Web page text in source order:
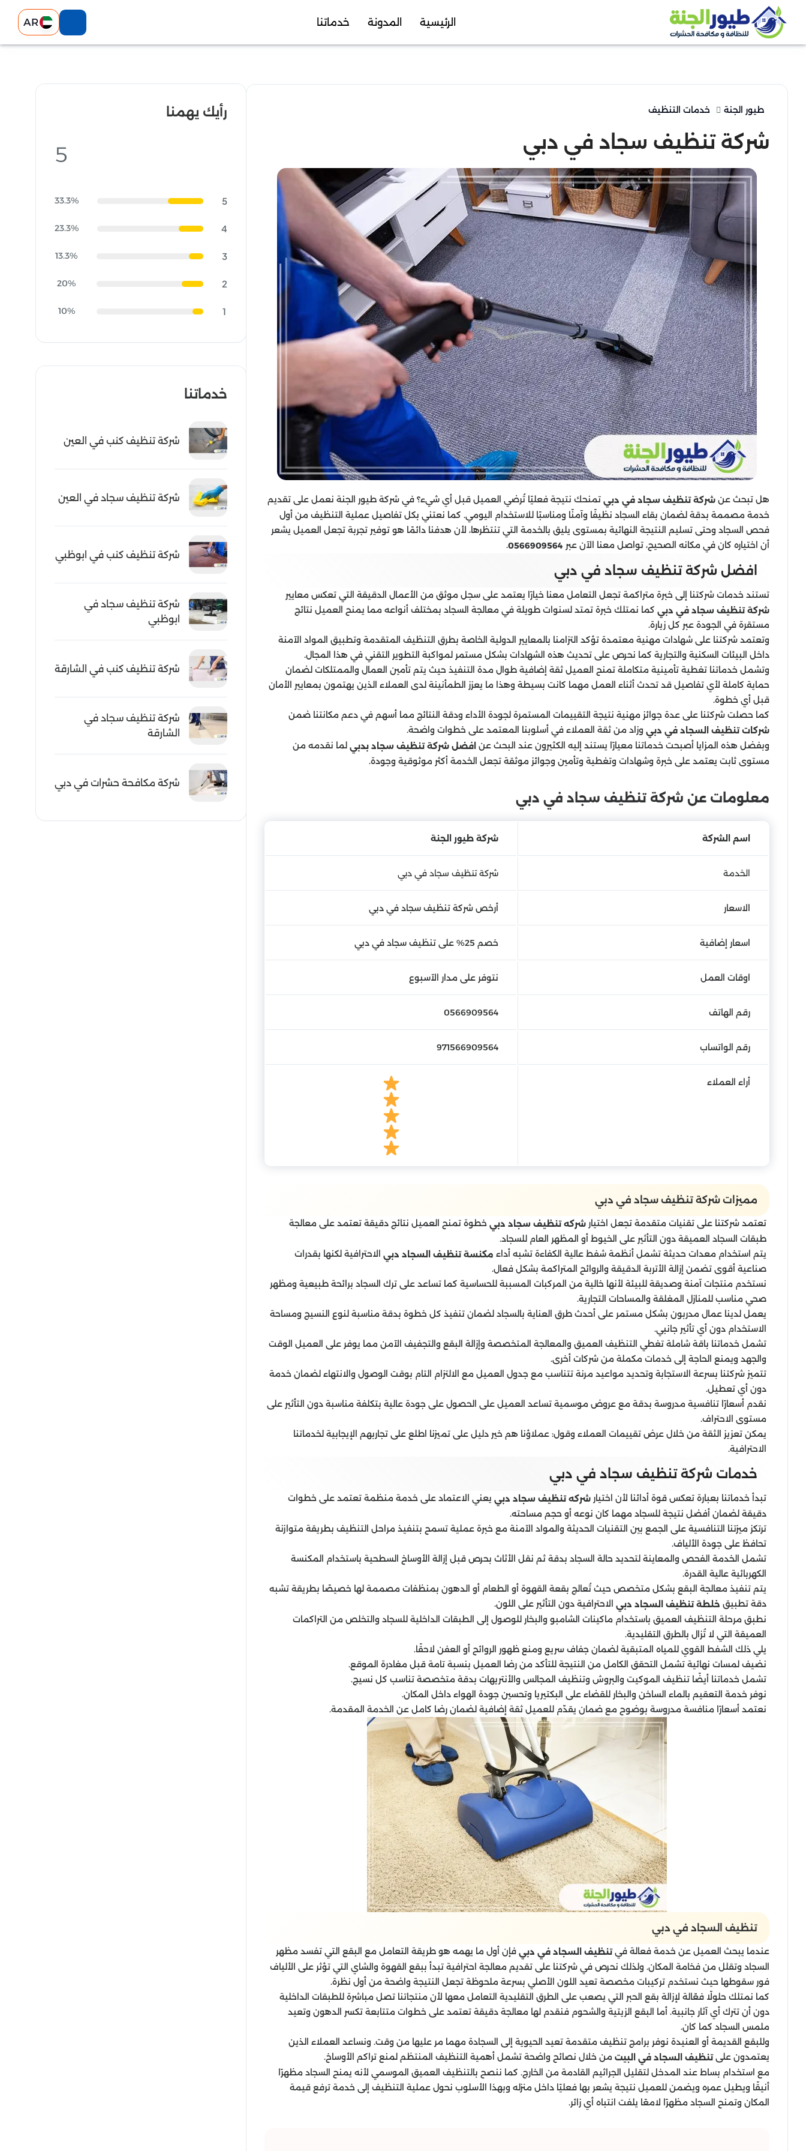
الرئيسية المدونة خدماتنا AR
طيور الجنة خدمات التنظيف
شركة تنظيف سجاد في دبي
هل تبحث عن شركة تنظيف سجاد في دبي تمنحك نتيجة فعليًا تُرضي العميل قبل أي شيء؟ في شركة طيور الجنة نعمل على تقديم
خدمة مصممة بدقة لضمان بقاء السجاد نظيفًا وآمنًا ومناسبًا للاستخدام اليومي. كما نعتني بكل تفاصيل عملية التنظيف من أول
فحص السجاد وحتى تسليم النتيجة النهائية بمستوى يليق بالخدمة التي تنتظرها، لأن هدفنا دائمًا هو توفير تجربة تجعل العميل يشعر
أن اختياره كان في مكانه الصحيح، تواصل معنا الآن عبر 0566909564
.
افضل شركة تنظيف سجاد في دبي
تستند خدمات شركتنا إلى خبرة متراكمة تجعل التعامل معنا خيارًا يعتمد على سجل موثق من الأعمال الدقيقة التي تعكس معايير
شركة تنظيف سجاد في دبي كما نمتلك خبرة تمتد لسنوات طويلة في معالجة السجاد بمختلف أنواعه مما يمنح العميل نتائج
مستقرة في الجودة عبر كل زيارة.
وتعتمد شركتنا على شهادات مهنية معتمدة تؤكد التزامنا بالمعايير الدولية الخاصة بطرق التنظيف المتقدمة وتطبيق المواد الآمنة
داخل البيئات السكنية والتجارية كما نحرص على تحديث هذه الشهادات بشكل مستمر لمواكبة التطوير التقني في هذا المجال.
وتشمل خدماتنا تغطية تأمينية متكاملة تمنح العميل ثقة إضافية طوال مدة التنفيذ حيث يتم تأمين العمال والممتلكات لضمان
حماية كاملة لأي تفاصيل قد تحدث أثناء العمل مهما كانت بسيطة وهذا ما يعزز الطمأنينة لدى العملاء الذين يهتمون بمعايير الأمان
قبل أي خطوة.
كما حصلت شركتنا على عدة جوائز مهنية نتيجة التقييمات المستمرة لجودة الأداء ودقة النتائج مما أسهم في دعم مكانتنا ضمن
شركات تنظيف السجاد في دبي وزاد من ثقة العملاء في أسلوبنا المعتمد على خطوات واضحة.
وبفضل هذه المزايا أصبحت خدماتنا معيارًا يستند إليه الكثيرون عند البحث عن افضل شركة تنظيف سجاد بدبي لما نقدمه من
مستوى ثابت يعتمد على خبرة وشهادات وتغطية وتأمين وجوائز موثقة تجعل الخدمة أكثر موثوقية وجودة.
معلومات عن شركة تنظيف سجاد في دبي
اسم الشركة شركة طيور الجنة
الخدمة شركة تنظيف سجاد في دبي
الاسعار أرخص شركة تنظيف سجاد في دبي
اسعار إضافية خصم 25% على تنظيف سجاد في دبي
اوقات العمل نتوفر على مدار الآسبوع
رقم الهاتف 0566909564
رقم الواتساب 971566909564
أراء العملاء
مميزات شركة تنظيف سجاد في دبي
تعتمد شركتنا على تقنيات متقدمة تجعل اختيار شركه تنظيف سجاد دبي خطوة تمنح العميل نتائج دقيقة تعتمد على معالجة
طبقات السجاد العميقة دون التأثير على الخيوط أو المظهر العام للسجاد.
يتم استخدام معدات حديثة تشمل أنظمة شفط عالية الكفاءة تشبه أداء مكنسة تنظيف السجاد دبي الاحترافية لكنها بقدرات
صناعية أقوى تضمن إزالة الأتربة الدقيقة والروائح المتراكمة بشكل فعال.
نستخدم منتجات آمنة وصديقة للبيئة لأنها خالية من المركبات المسببة للحساسية كما تساعد على ترك السجاد برائحة طبيعية ومظهر
صحي مناسب للمنازل المغلقة والمساحات التجارية.
يعمل لدينا عمال مدربون بشكل مستمر على أحدث طرق العناية بالسجاد لضمان تنفيذ كل خطوة بدقة مناسبة لنوع النسيج ومساحة
الاستخدام دون أي تأثير جانبي.
تشمل خدماتنا باقة شاملة تغطي التنظيف العميق والمعالجة المتخصصة وإزالة البقع والتجفيف الآمن مما يوفر على العميل الوقت
والجهد ويمنع الحاجة إلى خدمات مكملة من شركات أخرى.
تتميز شركتنا بسرعة الاستجابة وتحديد مواعيد مرنة تتناسب مع جدول العميل مع الالتزام التام بوقت الوصول والانتهاء لضمان خدمة
دون أي تعطيل.
نقدم أسعارًا تنافسية مدروسة بدقة مع عروض موسمية تساعد العميل على الحصول على جودة عالية بتكلفة مناسبة دون التأثير على
مستوى الاحتراف.
يمكن تعزيز الثقة من خلال عرض تقييمات العملاء وقول: عملاؤنا هم خير دليل على تميزنا اطلع على تجاربهم الإيجابية لخدماتنا
الاحترافية.
خدمات شركة تنظيف سجاد في دبي
تبدأ خدماتنا بعبارة تعكس قوة أدائنا لأن اختيار شركه تنظيف سجاد دبي يعني الاعتماد على خدمة منظمة تعتمد على خطوات
دقيقة لضمان أفضل نتيجة للسجاد مهما كان نوعه أو حجم مساحته.
ترتكز ميزتنا التنافسية على الجمع بين التقنيات الحديثة والمواد الآمنة مع خبرة عملية تسمح بتنفيذ مراحل التنظيف بطريقة متوازنة
تحافظ على جودة الألياف.
تشمل الخدمة الفحص والمعاينة لتحديد حالة السجاد بدقة ثم نقل الأثاث بحرص قبل إزالة الأوساخ السطحية باستخدام المكنسة
الكهربائية عالية القدرة.
يتم تنفيذ معالجة البقع بشكل متخصص حيث تُعالج بقعة القهوة أو الطعام أو الدهون بمنظفات مصممة لها خصيصًا بطريقة تشبه
دقة تطبيق خلطة تنظيف السجاد دبي الاحترافية دون التأثير على اللون.
نطبق مرحلة التنظيف العميق باستخدام ماكينات الشامبو والبخار للوصول إلى الطبقات الداخلية للسجاد والتخلص من التراكمات
العميقة التي لا تُزال بالطرق التقليدية.
يلي ذلك الشفط القوي للمياه المتبقية لضمان جفاف سريع ومنع ظهور الروائح أو العفن لاحقًا.
نضيف لمسات نهائية تشمل التحقق الكامل من النتيجة للتأكد من رضا العميل بنسبة تامة قبل مغادرة الموقع.
تشمل خدماتنا أيضًا تنظيف الموكيت والبروش وتنظيف المجالس والأنتريهات بدقة متخصصة تناسب كل نسيج.
نوفر خدمة التعقيم بالماء الساخن والبخار للقضاء على البكتيريا وتحسين جودة الهواء داخل المكان.
نعتمد أسعارًا منافسة مدروسة بوضوح مع ضمان يقدّم للعميل ثقة إضافية لضمان رضا كامل عن الخدمة المقدمة.
تنظيف السجاد​ في دبي
عندما يبحث العميل عن خدمة فعالة فيتنظيف السجاد في دبي فإن أول ما يهمه هو طريقة التعامل مع البقع التي تفسد مظهر
السجاد وتقلل من فخامة المكان. ولذلك نحرص في شركتنا على تقديم معالجة احترافية تبدأ ببقع القهوة والشاي التي تؤثر على الألياف
فور سقوطها حيث نستخدم تركيبات مخصصة تعيد اللون الأصلي بسرعة ملحوظة تجعل النتيجة واضحة من أول نظرة.
كما نمتلك حلولًا فعّالة لإزالة بقع الحبر التي يصعب على الطرق التقليدية التعامل معها لأن منتجاتنا تصل مباشرة للطبقات الداخلية
دون أن تترك أي آثار جانبية. أما البقع الزيتية والشحوم فنقدم لها معالجة دقيقة تعتمد على خطوات متتابعة تكسر الدهون وتعيد
ملمس السجاد كما كان.
وللبقع القديمة أو العنيدة نوفر برامج تنظيف متقدمة تعيد الحيوية إلى السجادة مهما مر عليها من وقت. ونساعد العملاء الذين
يعتمدون علىتنظيف السجاد في البيت من خلال نصائح واضحة تشمل أهمية التنظيف المنتظم لمنع تراكم الأوساخ.
مع استخدام بساط عند المدخل لتقليل الجراثيم القادمة من الخارج. كما ننصح بالتنظيف العميق الموسمي لأنه يمنح السجاد مظهرًا
أنيقًا ويطيل عمره ويضمن للعميل نتيجة يشعر بها فعليًا داخل منزله وبهذا الأسلوب نحول عملية التنظيف إلى خدمة ترفع قيمة
المكان وتمنح السجاد مظهرًا لامعًا يلفت انتباه أي زائر.
رأيك يهمنا
5
5
33.3%
4
23.3%
3
13.3%
2
20%
1
10%
خدماتنا
شركة تنظيف كنب في العين
شركة تنظيف سجاد في العين
شركة تنظيف كنب في ابوظبي
شركة تنظيف سجاد في
ابوظبي
شركة تنظيف كنب في الشارقة
شركة تنظيف سجاد في
الشارقة
شركة مكافحة حشرات في دبي